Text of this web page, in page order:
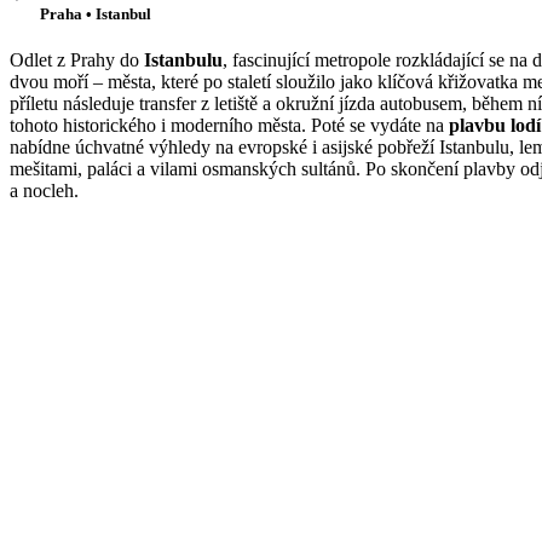
Praha • Istanbul
Odlet z Prahy do Istanbulu, fascinující metropole rozkládající se na
dvou moří – města, které po staletí sloužilo jako klíčová křižovatka
příletu následuje transfer z letiště a okružní jízda autobusem, během
tohoto historického i moderního města. Poté se vydáte na plavbu
nabídne úchvatné výhledy na evropské i asijské pobřeží Istanbulu,
mešitami, paláci a vilami osmanských sultánů. Po skončení plavby
a nocleh.